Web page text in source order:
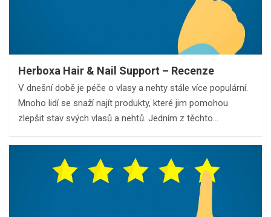
Herboxa Hair & Nail Support – Recenze
V dnešní době je péče o vlasy a nehty stále více populární.
Mnoho lidí se snaží najít produkty, které jim pomohou
zlepšit stav svých vlasů a nehtů. Jedním z těchto…